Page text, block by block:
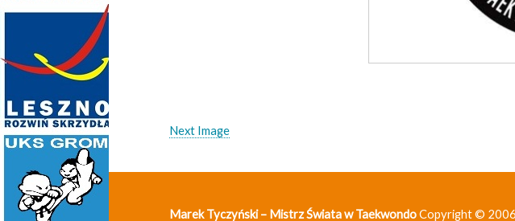
Next Image
Marek Tyczyński – Mistrz Świata w TaekwondoCopyright © 2006